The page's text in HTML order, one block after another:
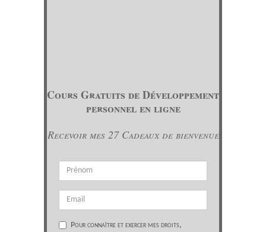
Cours Gratuits de Développement
personnel en ligne
Recevoir mes 27 Cadeaux de bienvenue
Pour connaître et exercer mes droits,